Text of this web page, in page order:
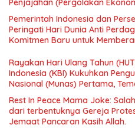
Penjajahan (Pergolakan
Simposium Nasional “Urgensi
Nasional dan Kesejahteraan
Menuju Indonesia Emas 2045”,
Pemerintah Indonesia dan
Peringati Hari Dunia Anti
Komitmen Baru untuk
Rayakan Hari Ulang Tahun
Indonesia (KBI) Kukuhkan
Nasional (Munas) Pertama,
Pengembangan Organisasi
Indonesia dan Mancanegara”.
Rest In Peace Mama Joke:
dari terbentuknya Gereja
Jemaat Pancaran Kasih Allah.